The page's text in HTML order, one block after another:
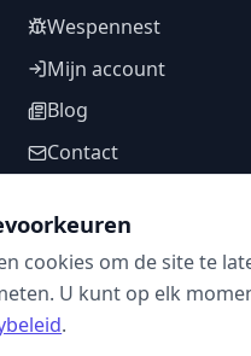
Wespennest
Mijn account
Blog
Contact
VOLG ONS
cookies om de site te
U kunt op elk
.